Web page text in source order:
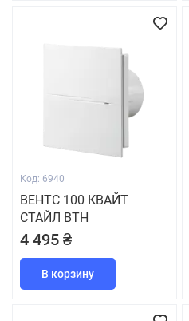
Код: 6940
ВЕНТС 100 КВАЙТ
СТАЙЛ ВТН
4 495 ₴
В корзину